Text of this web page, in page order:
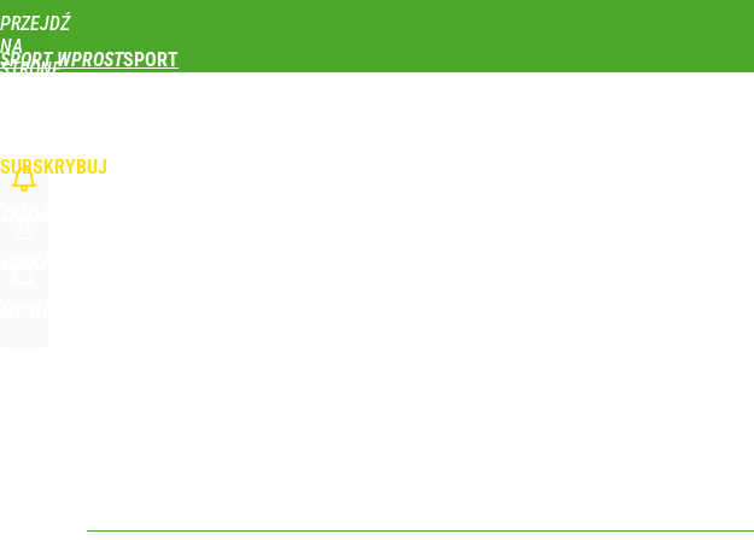
PRZEJDŹ
NA
STRONĘ
SPORT WPROST
SUBSKRYBUJ